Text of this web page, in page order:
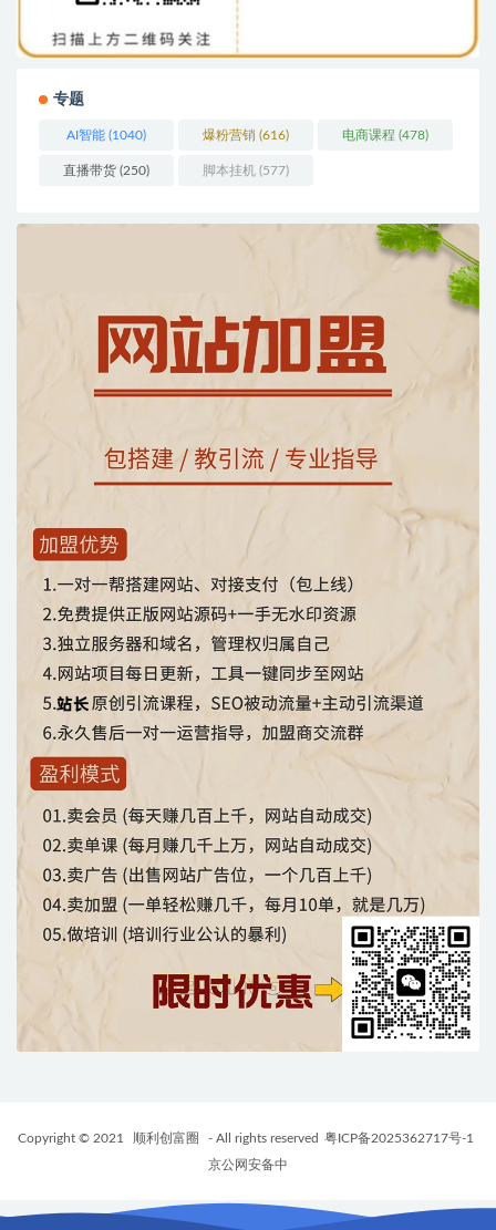
专题
AI智能 (1040) 爆粉营销 (616) 电商课程 (478)
直播带货 (250) 脚本挂机 (577)
Copyright © 2021 顺利创富圈 - All rights reserved 粤ICP备2025362717号-1
京公网安备中